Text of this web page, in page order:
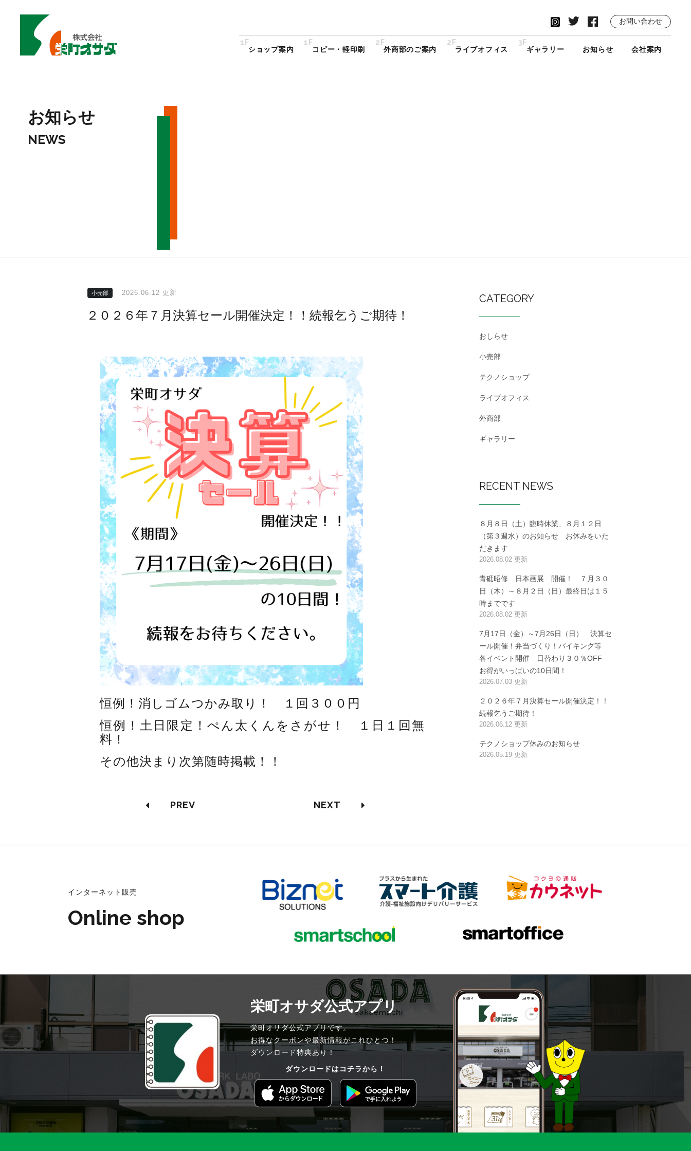
お問い合わせ
ショップ案内
1F
コピー・軽印刷
1F
外商部のご案内
2F
ライブオフィス
2F
ギャラリー
3F
お知らせ
会社案内
お知らせ
NEWS
小売部 2026.06.12 更新
２０２６年７月決算セール開催決定！！続報乞うご期待！
恒例！消しゴムつかみ取り！ １回３００円
恒例！土日限定！ぺん太くんをさがせ！ １日１回無
料！
その他決まり次第随時掲載！！
PREV NEXT
CATEGORY
おしらせ
小売部
テクノショップ
ライブオフィス
外商部
ギャラリー
RECENT NEWS
８月８日（土）臨時休業、８月１２日
（第３週水）のお知らせ お休みをいた
だきます
2026.08.02 更新
青砥昭修 日本画展 開催！ ７月３０
日（木）～８月２日（日）最終日は１５
時までです
2026.08.02 更新
7月17日（金）～7月26日（日） 決算セ
ール開催！弁当づくり！バイキング等
各イベント開催 日替わり３０％OFF
お得がいっぱいの10日間！
2026.07.03 更新
２０２６年７月決算セール開催決定！！
続報乞うご期待！
2026.06.12 更新
テクノショップ休みのお知らせ
2026.05.19 更新
インターネット販売
Online shop
栄町オサダ公式アプリ
栄町オサダ公式アプリです。
お得なクーポンや最新情報がこれひとつ！
ダウンロード特典あり！
ダウンロードはコチラから！